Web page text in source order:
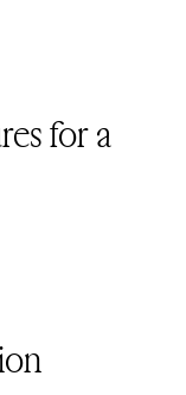
for a